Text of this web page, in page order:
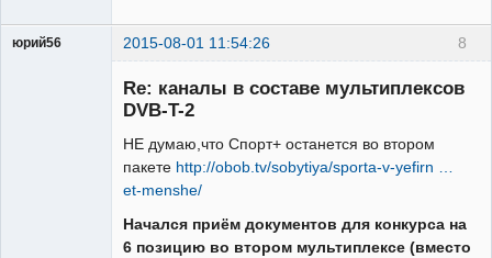
8
юрий56 2015-08-01 11:54:26
Re: каналы в составе мультиплексов
DVB-T-2
НЕ думаю,что Спорт+ останется во втором
пакете http://obob.tv/sobytiya/sporta-v-yefirn …
et-menshe/
Начался приём документов для конкурса на
6 позицию во втором мультиплексе (вместо